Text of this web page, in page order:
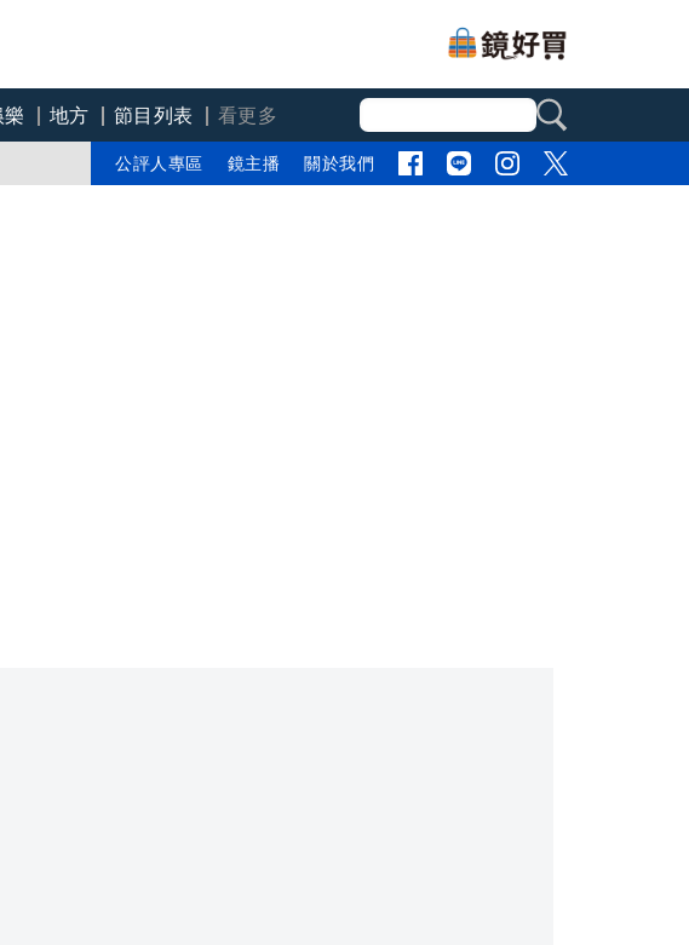
地方 節目列表
看更多
公評人專區 鏡主播 關於我們